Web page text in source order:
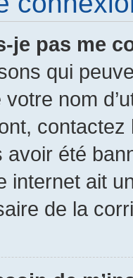
je pas me
qui
nom
été
internet ait
de la